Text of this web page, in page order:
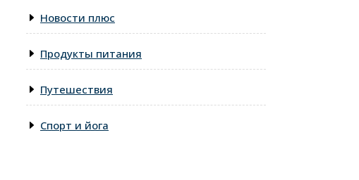
Новости плюс
Продукты питания
Путешествия
Спорт и йога